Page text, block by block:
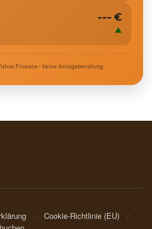
--- €
▲
Finance • Keine Anlageberatung
Cookie-Richtlinie (EU)